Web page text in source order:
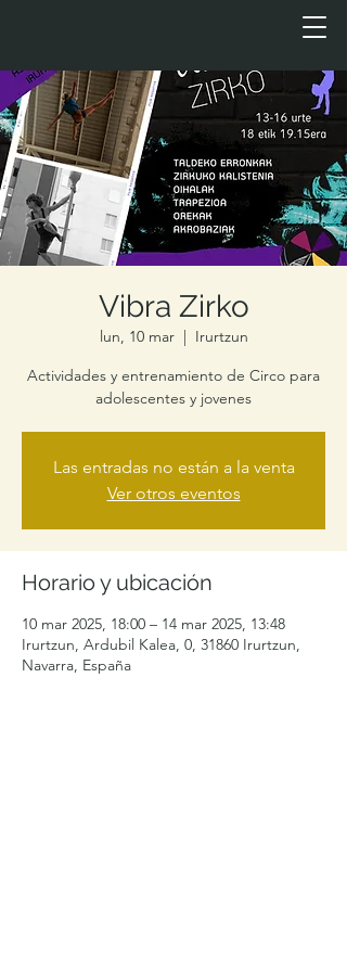
Vibra Zirko
lun, 10 mar
  |
Irurtzun
Actividades y entrenamiento de Circo para
adolescentes y jovenes
Las entradas no están a la venta
Ver otros eventos
Horario y ubicación
10 mar 2025, 18:00 – 14 mar 2025, 13:48
Irurtzun, Ardubil Kalea, 0, 31860 Irurtzun,
Navarra, España